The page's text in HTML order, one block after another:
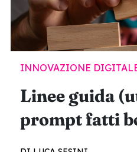
INNOVAZIONE
Linee guida
prompt fatti